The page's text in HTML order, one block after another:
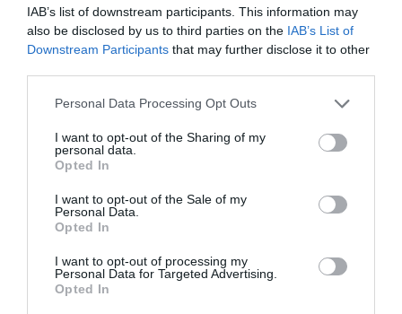
IAB’s list of downstream participants. This information may
also be disclosed by us to third parties on the IAB’s List of
Downstream Participants that may further disclose it to other
Please note that this website/app uses one or more Google
not limited to your visit or usage behaviour. You may click to
grant or deny consent to Google and its third-party tags to
use your data for below specified purposes in below Google
consent section.
Personal Data Processing Opt Outs
I want to opt-out of the Sharing of my
personal data.
Opted In
I want to opt-out of the Sale of my
Personal Data.
Opted In
I want to opt-out of processing my
Personal Data for Targeted Advertising.
Opted In
legválasztékosabban. Ez azért lehet, mert ők
szoronganak a legjobban státuszuktól, az
intellektuális megszólalások pedig státuszjelzőek
lehetnek.
rangos címeit, hasonló okokból legyünk
körültekintőek. Akik igazán kiérdemeltek egy
például nem írta ki a Phd végzettségét neve mellé.
alacsonyabban értékelt egyetemek disszertációi
több szakzsargont tartalmaznak. Az alacsony